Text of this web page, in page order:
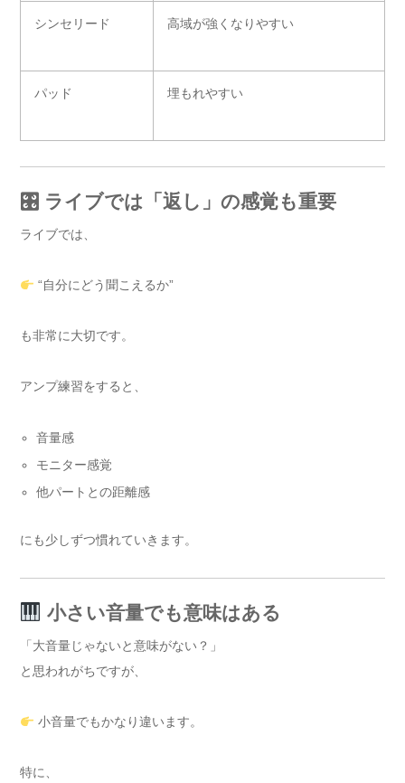
シンセリード 高域が強くなりやすい
パッド 埋もれやすい
🎛 ライブでは「返し」の感覚も重要
ライブでは、
“自分にどう聞こえるか”
も非常に大切です。
アンプ練習をすると、
音量感
モニター感覚
他パートとの距離感
にも少しずつ慣れていきます。
小さい音量でも意味はある
「大音量じゃないと意味がない？」
と思われがちですが、
小音量でもかなり違います。
特に、